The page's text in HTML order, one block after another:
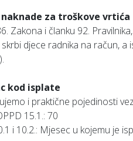
za troškove vrtića
Zakona i članku 92.
djece radnika na račun, a
kod isplate
i praktične pojedinosti
15.1.: 70
i 10.2.: Mjesec u kojemu je